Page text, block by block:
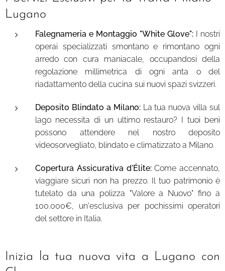
Lugano
Falegnameria e Montaggio "White Glove": I nostri
operai specializzati smontano e rimontano ogni
arredo con cura maniacale, occupandosi della
regolazione millimetrica di ogni anta o del
riadattamento della cucina sui nuovi spazi svizzeri.
Deposito Blindato a Milano:La tua nuova villa sul
lago necessita di un ultimo restauro? I tuoi beni
possono attendere nel nostro deposito
videosorvegliato, blindato e climatizzato a Milano.
Copertura Assicurativa d'Élite:Come accennato,
viaggiare sicuri non ha prezzo. Il tuo patrimonio è
tutelato da una polizza "Valore a Nuovo" fino a
100.000€, un'esclusiva per pochissimi operatori
del settore in Italia.
Inizia la tua nuova vita a Lugano con